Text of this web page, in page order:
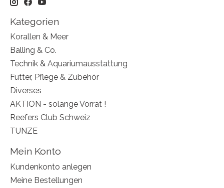
Kategorien
Korallen & Meer
Balling & Co.
Technik & Aquariumausstattung
Futter, Pflege & Zubehör
Diverses
AKTION - solange Vorrat !
Reefers Club Schweiz
TUNZE
Mein Konto
Kundenkonto anlegen
Meine Bestellungen